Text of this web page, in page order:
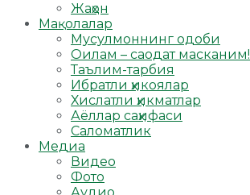
Жаҳон
Мақолалар
Мусулмоннинг одоби
Оилам – саодат масканим!
Таълим-тарбия
Ибратли ҳикоялар
Хислатли ҳикматлар
Аёллар саҳифаси
Саломатлик
Медиа
Видео
Фото
Аудио